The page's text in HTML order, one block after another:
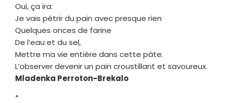
Oui, ça ira:
Je vais pétrir du pain avec presque rien
Quelques onces de farine
De l’eau et du sel,
Mettre ma vie entière dans cette pâte.
L’observer devenir un pain croustillant et savoureux.
Mladenka Perroton-Brekalo
*